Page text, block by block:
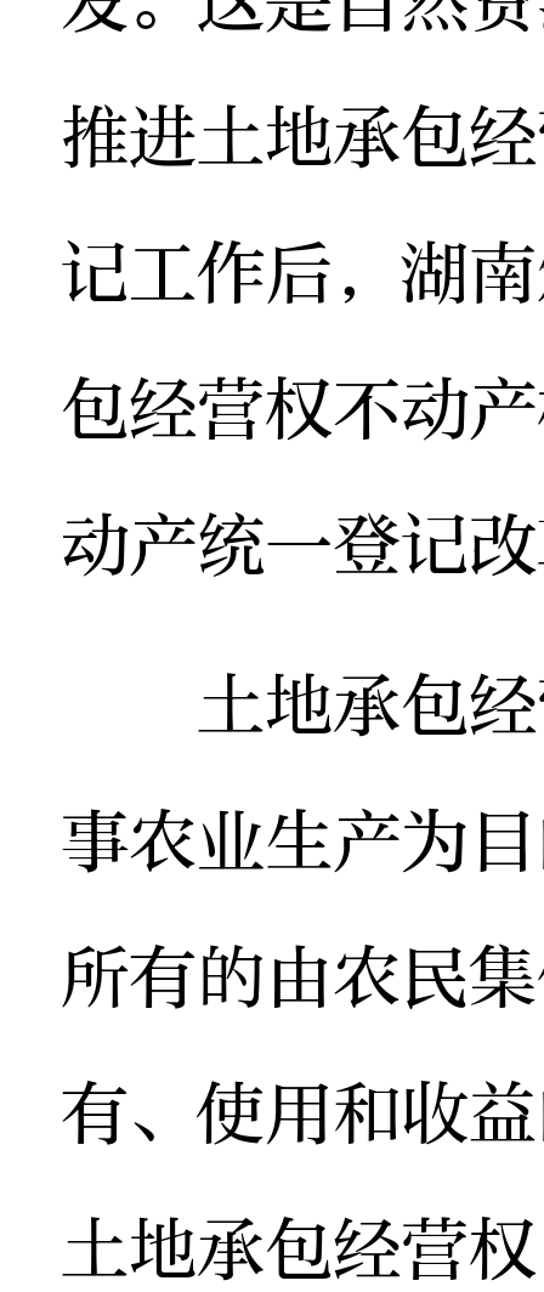
推进土地承包
记工作后，湖
包经营权不动
动产统一登记
土地承包经
事农业生产为
所有的由农民
有、使用和收
土地承包经营